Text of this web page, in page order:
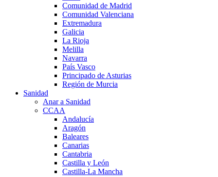
Comunidad de Madrid
Comunidad Valenciana
Extremadura
Galicia
La Rioja
Melilla
Navarra
País Vasco
Principado de Asturias
Región de Murcia
Sanidad
Anar a Sanidad
CCAA
Andalucía
Aragón
Baleares
Canarias
Cantabria
Castilla y León
Castilla-La Mancha